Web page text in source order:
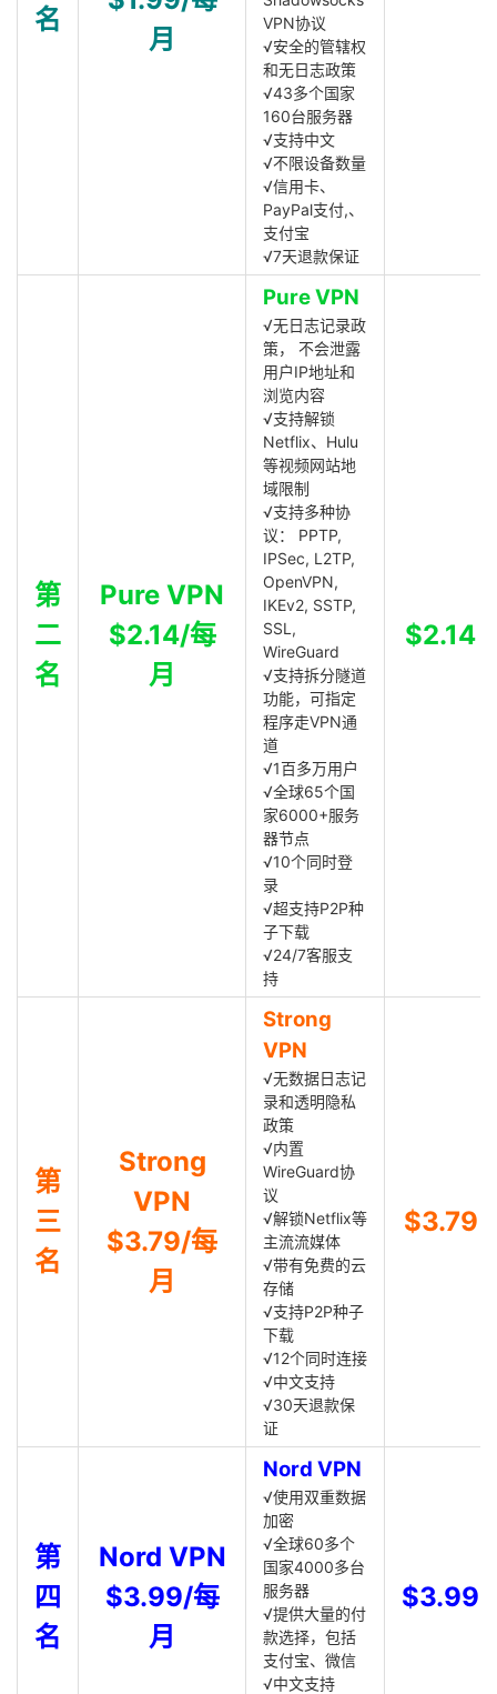
名
月
VPN协议
√安全的管辖权
和无日志政策
√43多个国家
160台服务器
√支持中文
√不限设备数量
√信用卡、
PayPal支付,、
支付宝
√7天退款保证
第
二
名
Pure VPN
$2.14/每
月
Pure VPN
√无日志记录政
策， 不会泄露
用户IP地址和
浏览内容
√支持解锁
Netflix、Hulu
等视频网站地
域限制
√支持多种协
议： PPTP,
IPSec, L2TP,
OpenVPN,
IKEv2, SSTP,
SSL,
WireGuard
√支持拆分隧道
功能，可指定
程序走VPN通
道
√1百多万用户
√全球65个国
家6000+服务
器节点
√10个同时登
录
√超支持P2P种
子下载
√24/7客服支
持
$2.14
第
三
名
Strong
VPN
$3.79/每
月
Strong
VPN
√无数据日志记
录和透明隐私
政策
√内置
WireGuard协
议
√解锁Netflix等
主流流媒体
√带有免费的云
存储
√支持P2P种子
下载
√12个同时连接
√中文支持
√30天退款保
证
$3.79
第
四
名
Nord VPN
$3.99/每
月
Nord VPN
√使用双重数据
加密
√全球60多个
国家4000多台
服务器
√提供大量的付
款选择，包括
支付宝、微信
√中文支持
$3.99